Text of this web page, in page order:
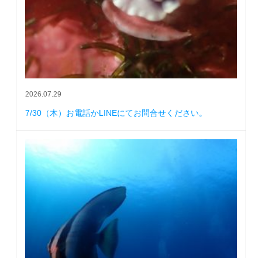
2026.07.29
7/30（木）お電話かLINEにてお問合せください。